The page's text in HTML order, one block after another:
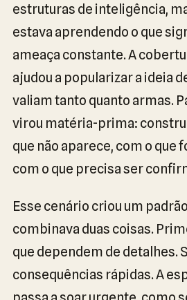
estruturas de inteligência,
estava aprendendo o que
ameaça constante. A
ajudou a popularizar a ideia
valiam tanto quanto armas.
virou matéria-prima:
que não aparece, com o que
com o que precisa ser
Esse cenário criou um
combinava duas coisas.
que dependem de detalhes.
consequências rápidas. A